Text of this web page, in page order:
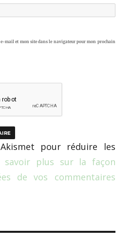
mail et mon site dans le navigateur pour mon prochain
pour réduire les
savoir plus sur la façon
de vos commentaires